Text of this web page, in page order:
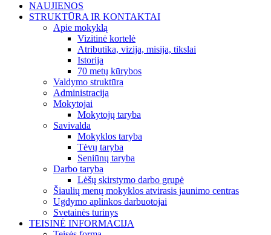
NAUJIENOS
STRUKTŪRA IR KONTAKTAI
Apie mokyklą
Vizitinė kortelė
Atributika, vizija, misija, tikslai
Istorija
70 metų kūrybos
Valdymo struktūra
Administracija
Mokytojai
Mokytojų taryba
Savivalda
Mokyklos taryba
Tėvų taryba
Seniūnų taryba
Darbo taryba
Lėšų skirstymo darbo grupė
Šiaulių menų mokyklos atvirasis jaunimo centras
Ugdymo aplinkos darbuotojai
Svetainės turinys
TEISINĖ INFORMACIJA